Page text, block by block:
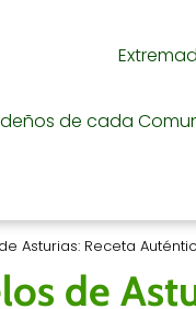
de cada
Asturias: Receta
de